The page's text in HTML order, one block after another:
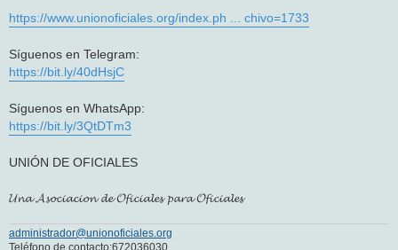
https://www.unionoficiales.org/index.ph ... chivo=1733
Síguenos en Telegram:
https://bit.ly/40dHsjC
Síguenos en WhatsApp:
https://bit.ly/3QtDTm3
UNIÓN DE OFICIALES
𝓤𝓷𝓪 𝓐𝓼𝓸𝓬𝓲𝓪𝓬𝓲𝓸𝓷 𝓭𝓮 𝓞𝓯𝓲𝓬𝓲𝓪𝓵𝓮𝓼 𝓹𝓪𝓻𝓪 𝓞𝓯𝓲𝓬𝓲𝓪𝓵𝓮𝓼
administrador@unionoficiales.org
Teléfono de contacto:672036030